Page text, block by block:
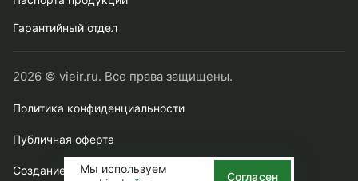
Гарантийный отдел
2026 © vieir.ru. Все права защищены.
Политика конфиденциальности
Публичная оферта
Создание сайта webtense.ru
Мы используем
Согласен